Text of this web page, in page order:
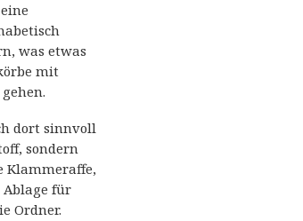
was etwas
mit
dort sinnvoll
sondern
Klammeraffe,
für
Ordner.